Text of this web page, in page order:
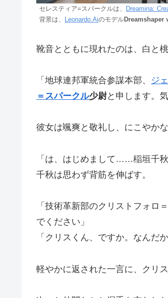
セレスティア=スパークルは、 Dreamina:
背景は、
Leonardo.AiのモデルDreamshaper
靴音とともに現れたのは、白と
「地球連邦軍統合参謀本部、 ジ
＝スパークル少尉と申します。
彼女は颯爽と敬礼し、にこやか
「は、はじめまして……稲垣千秋
千秋は思わず背筋を伸ばす。
「技術革新部のクリストフォロ
でください」
「クリスくん、ですか。なんだ
軽やかに返された一言に、クリ